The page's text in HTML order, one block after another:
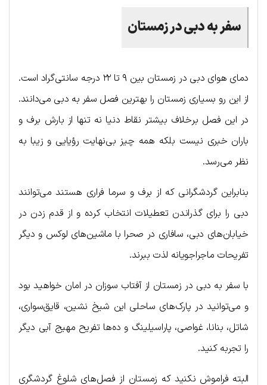
سفر به دبی در زمستان
دمای هوای دبی در زمستان بین ۹ تا ۲۲ درجه سانتی‌گراد است.
از این رو بسیاری زمستان را بهترین فصل سفر به دبی می‌دانند.
در این فصل برخلاف بیشتر نقاط دنیا نه تنها از بارش برف و
باران خبری نیست بلکه همه چیز بی‌نهایت رؤیایی و زیبا به
نظر می‌رسد.
بنابراین گردشگرانی که از برف و سرما فراری هستند می‌توانند
دبی را برای گذراندن تعطیلات انتخاب کرده و از قدم زدن در
خیابان‌های دبی، سافاری در صحرا با ماشین‌های لوکس و دیگر
تفریحات ماجراجویانه لذت ببرند.
با سفر به دبی در زمستان از آفتاب سوزان در امان خواهید بود
و می‌توانید در پارک‌های ساحلی این شیخ نشین، قایق‌سواری،
شاتل، بنانا، غواصی، پاراسیلینگ و ده‌ها تفریح مهیج آبی دیگر
را تجربه کنید.
البته فراموش نکنید که زمستان از فصل‌های شلوغ گردشگری